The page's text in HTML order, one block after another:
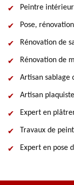
Peintre
Pose,
Rénovation de
Rénovation de
Artisan sablage
Artisan
Expert en
Travaux de
Expert en pose